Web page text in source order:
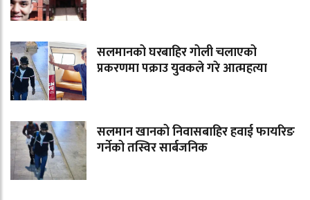
सलमानको घरबाहिर गोली चलाएको
प्रकरणमा पक्राउ युवकले गरे आत्महत्या
सलमान खानको निवासबाहिर हवाई फायरिङ
गर्नेको तस्विर सार्बजनिक